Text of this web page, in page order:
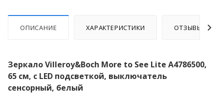
ОПИСАНИЕ ХАРАКТЕРИСТИКИ ОТЗЫВЫ
Зеркало Villeroy&Boch More to See Lite A4786500,
65 см, с LED подсветкой, выключатель
сенсорный, белый